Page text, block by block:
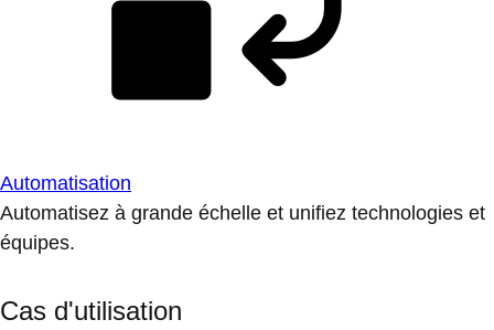
Automatisation
Automatisez à grande échelle et unifiez technologies et
équipes.
Cas d'utilisation